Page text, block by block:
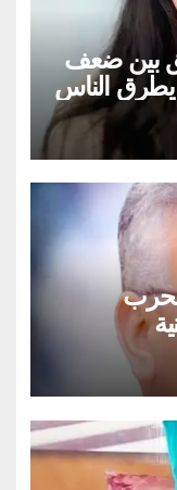
بين ضعف
يطرق الناس
إستقصائي للحرب